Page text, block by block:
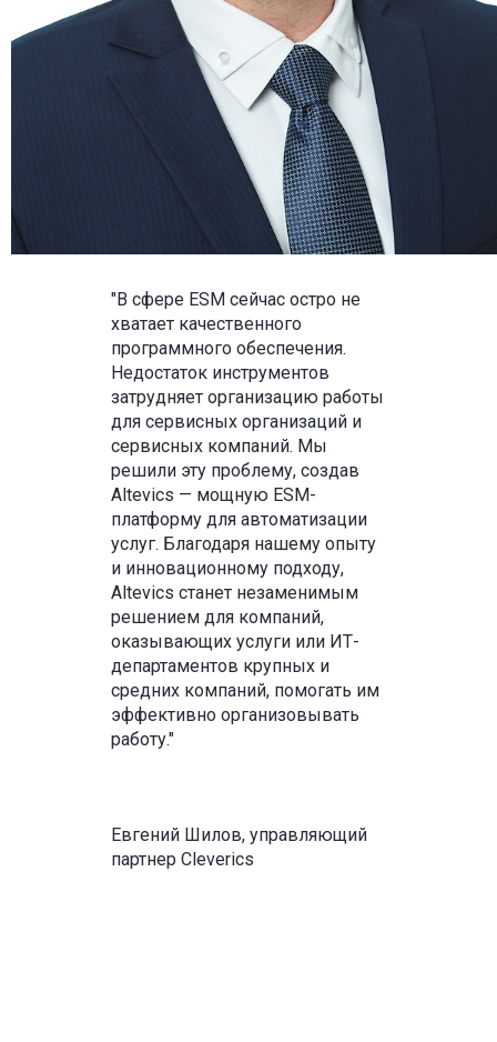
"В сфере ESM сейчас остро не
хватает качественного
программного обеспечения.
Недостаток инструментов
затрудняет организацию работы
для сервисных организаций и
сервисных компаний. Мы
решили эту проблему, создав
Altevics — мощную ESM-
платформу для автоматизации
услуг. Благодаря нашему опыту
и инновационному подходу,
Altevics станет незаменимым
решением для компаний,
оказывающих услуги или ИТ-
департаментов крупных и
средних компаний, помогать им
эффективно организовывать
работу."
Евгений Шилов, управляющий
партнер Cleverics